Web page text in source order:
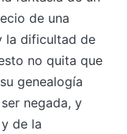
de una
la dificultad de
no quita que
genealogía
negada, y
de la